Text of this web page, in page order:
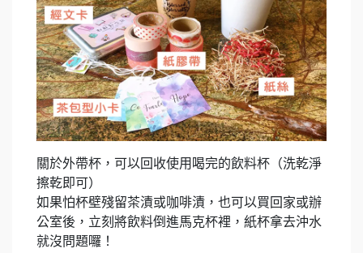
關於外帶杯，可以回收使用喝完的飲料杯（洗乾淨
擦乾即可）
如果怕杯壁殘留茶漬或咖啡漬，也可以買回家或辦
公室後，立刻將飲料倒進馬克杯裡，紙杯拿去沖水
就沒問題囉！